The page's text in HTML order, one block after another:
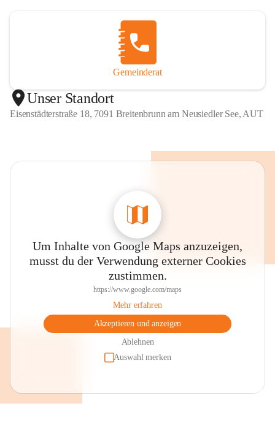
Gemeinderat
Unser Standort
Eisenstädterstraße 18, 7091 Breitenbrunn am Neusiedler See, AUT
Um Inhalte von Google Maps anzuzeigen,
musst du der Verwendung externer Cookies
zustimmen.
https://www.google.com/maps
Mehr erfahren
Akzeptieren und anzeigen
Ablehnen
Auswahl merken